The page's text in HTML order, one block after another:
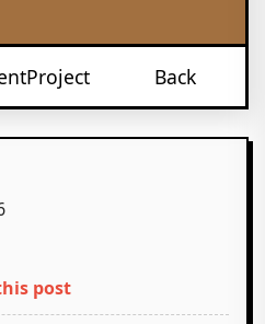
Back
post